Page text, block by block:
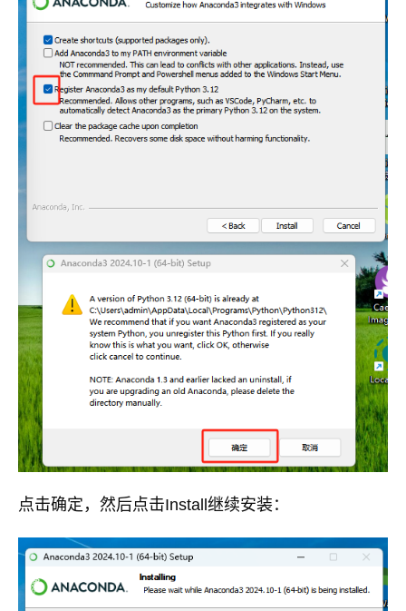
点击确定，然后点击Install继续安装：